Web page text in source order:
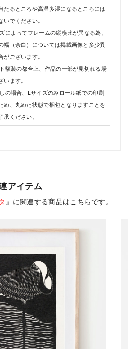
たるところや高温多湿になるところには
いでください。
によってフレームの縦横比が異なる為、
幅（余白）については掲載画像と多少異
がございます。
額装の都合上、作品の一部が見切れる場
います。
の場合、Lサイズのみロール紙での印刷
め、丸めた状態で梱包となりますことを
承ください。
アイテム
』に関連する商品はこちらです。